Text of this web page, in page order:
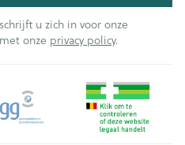
u zich in voor onze
onze privacy policy.